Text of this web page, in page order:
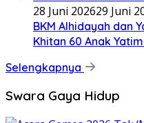
28 Juni 202629 Juni
BKM Alhidayah dan
Khitan 60 Anak
Selengkapnya
Swara Gaya Hidup